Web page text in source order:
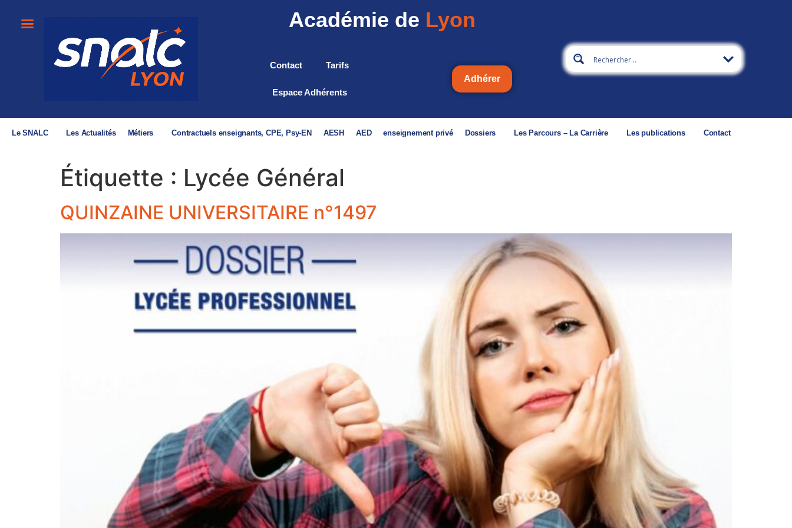
Académie de Lyon
Contact Tarifs
Espace Adhérents
Adhérer
Le SNALC Les Actualités Métiers Contractuels enseignants, CPE, Psy-EN AESH AED enseignement privé Dossiers Les Parcours – La Carrière Les publications Contact
Étiquette : Lycée Général
QUINZAINE UNIVERSITAIRE n°1497